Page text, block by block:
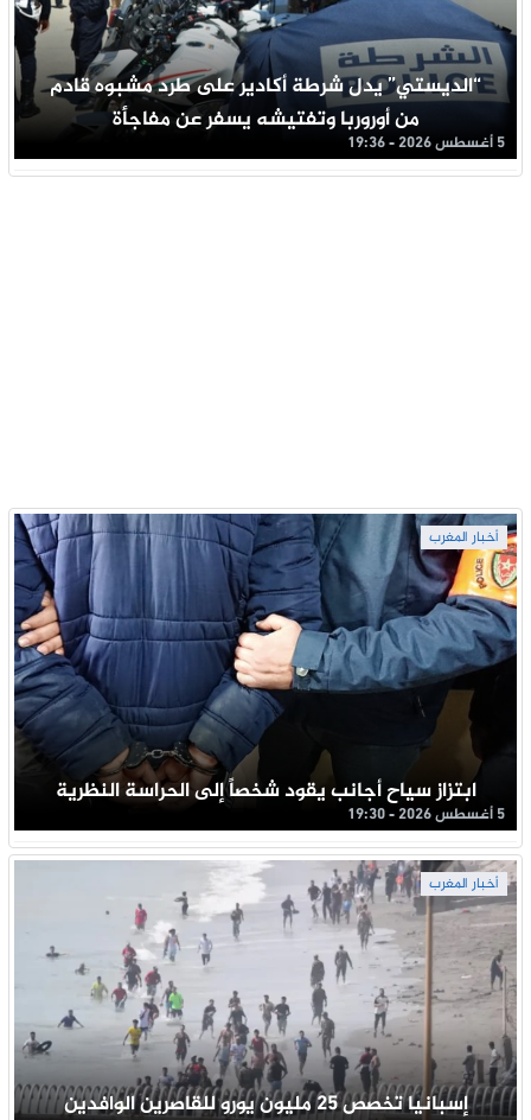
“الديستي” يدل شرطة أكادير على طرد مشبوه قادم
من أوروربا وتفتيشه يسفر عن مفاجأة
5 أغسطس 2026 - 19:36
أخبار المغرب
ابتزاز سياح أجانب يقود شخصاً إلى الحراسة النظرية
5 أغسطس 2026 - 19:30
أخبار المغرب
إسبانيا تخصص 25 مليون يورو للقاصرين الوافدين